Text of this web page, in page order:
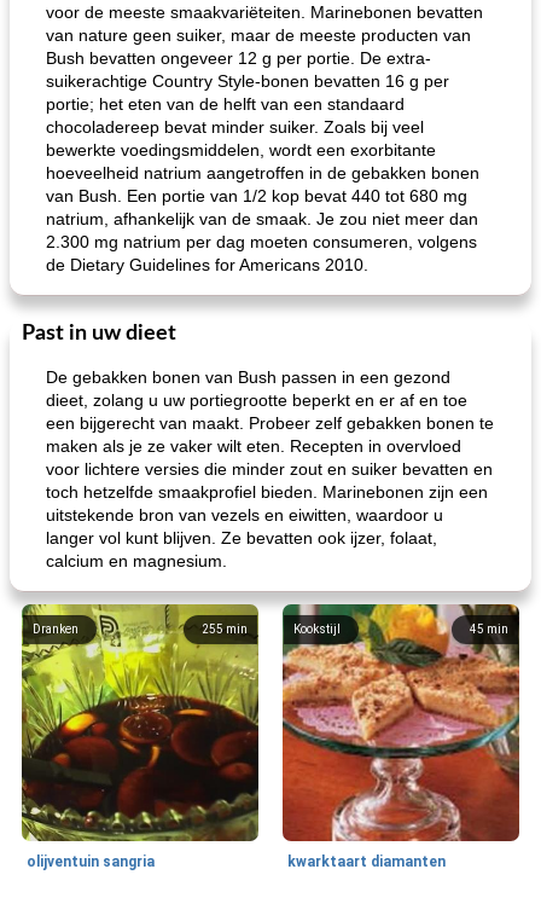
voor de meeste smaakvariëteiten. Marinebonen bevatten
van nature geen suiker, maar de meeste producten van
Bush bevatten ongeveer 12 g per portie. De extra-
suikerachtige Country Style-bonen bevatten 16 g per
portie; het eten van de helft van een standaard
chocoladereep bevat minder suiker. Zoals bij veel
bewerkte voedingsmiddelen, wordt een exorbitante
hoeveelheid natrium aangetroffen in de gebakken bonen
van Bush. Een portie van 1/2 kop bevat 440 tot 680 mg
natrium, afhankelijk van de smaak. Je zou niet meer dan
2.300 mg natrium per dag moeten consumeren, volgens
de Dietary Guidelines for Americans 2010.
Past in uw dieet
De gebakken bonen van Bush passen in een gezond
dieet, zolang u uw portiegrootte beperkt en er af en toe
een bijgerecht van maakt. Probeer zelf gebakken bonen te
maken als je ze vaker wilt eten. Recepten in overvloed
voor lichtere versies die minder zout en suiker bevatten en
toch hetzelfde smaakprofiel bieden. Marinebonen zijn een
uitstekende bron van vezels en eiwitten, waardoor u
langer vol kunt blijven. Ze bevatten ook ijzer, folaat,
calcium en magnesium.
255min
Dranken
olijventuin sangria
45 min
Kookstijl
kwarktaart diamanten